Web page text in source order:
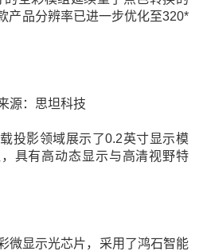
产品分辨率已进一步优化至320*
源：思坦科技
投影领域展示了0.2英寸显示模
具有高动态显示与高清视野特
微显示光芯片，采用了鸿石智能